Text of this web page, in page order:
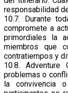
responsabilidad
10.7. Durante
compromete a
primordiales la
miembros que
contratiempos y
10.8.
problemas o
la convivencia